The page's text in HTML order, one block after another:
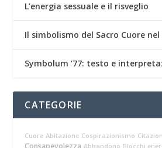
L’energia sessuale e il risveglio
Il simbolismo del Sacro Cuore
Symbolum ‘77: testo e
CATEGORIE
Cuore Abitazione Cospirazionismo
Consapevolezza Abbandono Blocchi